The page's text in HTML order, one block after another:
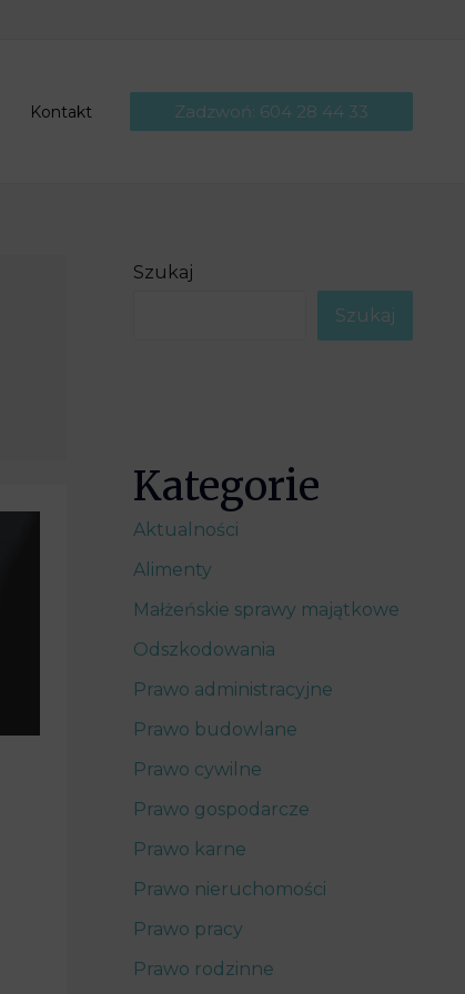
Kontakt Zadzwoń: 604 28 44 33
Szukaj
Szukaj
Kategorie
Aktualności
Alimenty
Małżeńskie sprawy majątkowe
Odszkodowania
Prawo administracyjne
Prawo budowlane
Prawo cywilne
Prawo gospodarcze
Prawo karne
Prawo nieruchomości
Prawo pracy
Prawo rodzinne